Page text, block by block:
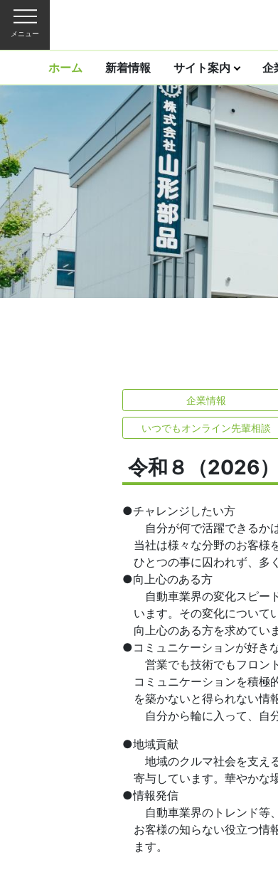
メニュー
ホーム 新着情報 サイト案内 企
企業情報
いつでもオンライン先輩相談
令和８（2026
●チャレンジしたい方
自分が何で活躍できるかは
当社は様々な分野のお客様
ひとつの事に囚われず、多
●向上心のある方
自動車業界の変化スピード
います。その変化について
向上心のある方を求めていま
●コミュニケーションが好き
営業でも技術でもフロント
コミュニケーションを積極
を築かないと得られない情
自分から輪に入って、自分
●地域貢献
地域のクルマ社会を支える
寄与しています。華やかな
●情報発信
自動車業界のトレンド等、
お客様の知らない役立つ情
ます。